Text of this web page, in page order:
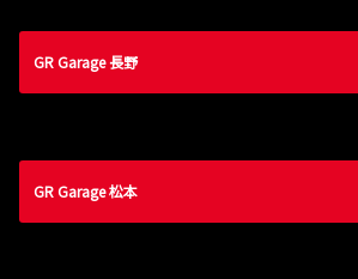
GR Garage 長野
GR Garage 松本